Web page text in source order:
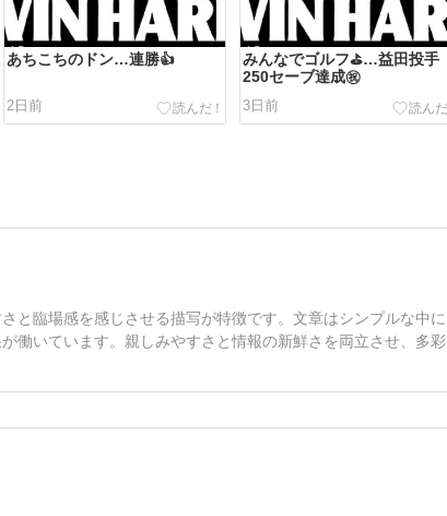
あちこちのドン…連勝👍
2日前
みんなでゴルフ⛳️…益田投手
250セーブ達成㊗️
3日前
と臨場感を感じさせる描写が特徴です。文章はシンプルな中に
働いています。親しみやすさと情報の新鮮さを両立させ、多彩